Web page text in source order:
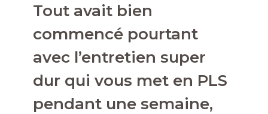
Tout avait bien
commencé pourtant
avec l’entretien super
dur qui vous met en PLS
pendant une semaine,